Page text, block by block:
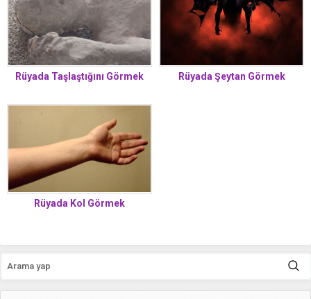
Rüyada Taşlaştığını Görmek Rüyada Şeytan Görmek
Rüyada Kol Görmek